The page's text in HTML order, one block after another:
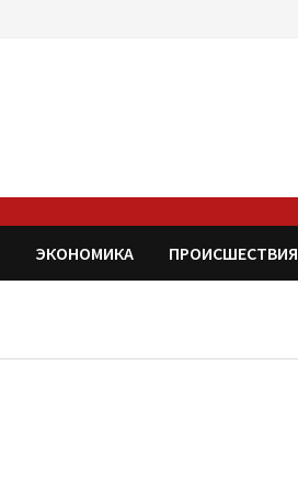
ЭКОНОМИКА ПРОИСШЕСТВИЯ